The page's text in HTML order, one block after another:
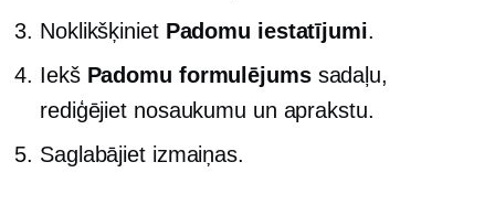
Noklikšķiniet Padomu iestatījumi.
Iekš Padomu formulējumssadaļu,
rediģējiet nosaukumu un aprakstu.
Saglabājiet izmaiņas.